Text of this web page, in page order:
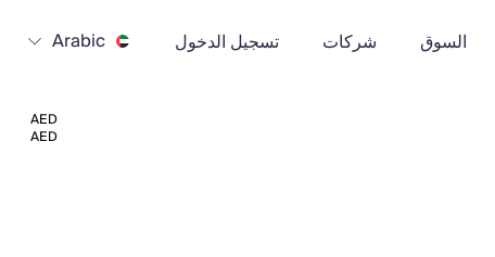
السوق شركات تسجيل الدخول Arabic
AED
AED